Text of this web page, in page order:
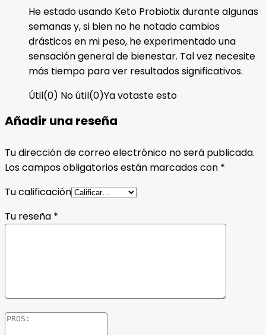
He estado usando Keto Probiotix durante algunas
semanas y, si bien no he notado cambios
drásticos en mi peso, he experimentado una
sensación general de bienestar. Tal vez necesite
más tiempo para ver resultados significativos.
Útil(0) No útil(0)Ya votaste esto
Añadir una reseña
Tu dirección de correo electrónico no será publicada.
Los campos obligatorios están marcados con *
Tu calificación
Tu reseña *